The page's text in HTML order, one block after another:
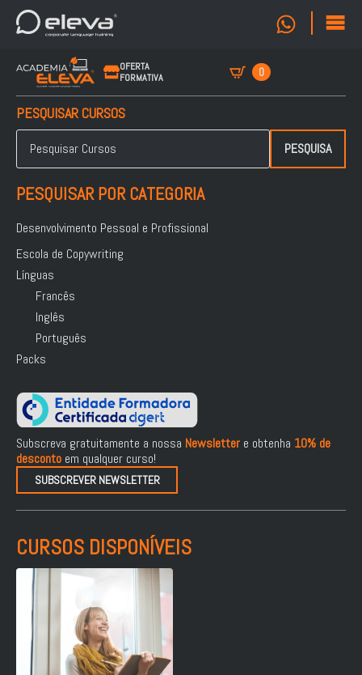
OFERTA
FORMATIVA
0
PESQUISAR CURSOS
Pesquisar
por: PESQUISA
PESQUISAR POR CATEGORIA
Desenvolvimento Pessoal e Profissional
Escola de Copywriting
Línguas
Francês
Inglês
Português
Packs
Subscreva gratuitamente a nossa Newsletter e obtenha 10% de
desconto em qualquer curso!
SUBSCREVER NEWSLETTER
CURSOS DISPONÍVEIS